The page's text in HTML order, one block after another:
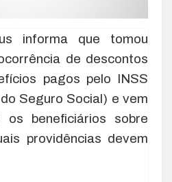
informa que tomou
de descontos
pagos pelo INSS
Seguro Social) e vem
os beneficiários sobre
providências devem